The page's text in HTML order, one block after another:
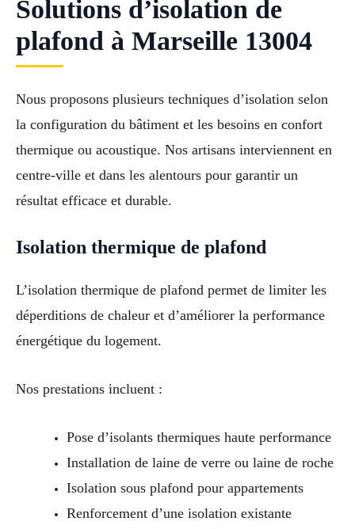
Solutions d’isolation de
plafond à Marseille 13004
Nous proposons plusieurs techniques d’isolation selon
la configuration du bâtiment et les besoins en confort
thermique ou acoustique. Nos artisans interviennent en
centre-ville et dans les alentours pour garantir un
résultat efficace et durable.
Isolation thermique de plafond
L’isolation thermique de plafond permet de limiter les
déperditions de chaleur et d’améliorer la performance
énergétique du logement.
Nos prestations incluent :
Pose d’isolants thermiques haute performance
Installation de laine de verre ou laine de roche
Isolation sous plafond pour appartements
Renforcement d’une isolation existante